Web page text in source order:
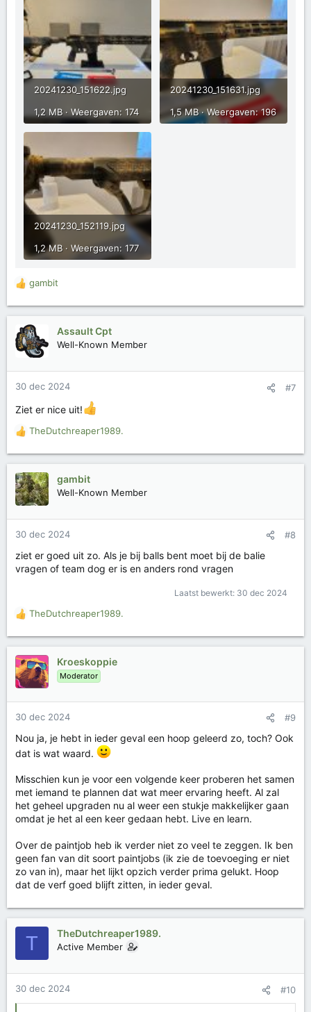
20241230_151622.jpg
1,2 MB · Weergaven: 174
20241230_151631.jpg
1,5 MB · Weergaven: 196
20241230_152119.jpg
1,2 MB · Weergaven: 177
W
d
e
i
n
e
:
gambit
Assault Cpt
Well-Known Member
30 dec 2024 #7
Ziet er nice uit!
W
r
d
e
i
n
e
n
TheDutchreaper1989.
gambit
Well-Known Member
30 dec 2024 #8
ziet er goed uit zo. Als je bij balls bent moet bij de balie
vragen of team dog er is en anders rond vragen
Laatst bewerkt: 30 dec 2024
W
r
d
e
i
n
e
n
TheDutchreaper1989.
Kroeskoppie
Moderator
30 dec 2024 #9
Nou ja, je hebt in ieder geval een hoop geleerd zo, toch? Ook
dat is wat waard.
Misschien kun je voor een volgende keer proberen het samen
met iemand te plannen dat wat meer ervaring heeft. Al zal
het geheel upgraden nu al weer een stukje makkelijker gaan
omdat je het al een keer gedaan hebt. Live en learn.
Over de paintjob heb ik verder niet zo veel te zeggen. Ik ben
geen fan van dit soort paintjobs (ik zie de toevoeging er niet
zo van in), maar het lijkt opzich verder prima gelukt. Hoop
dat de verf goed blijft zitten, in ieder geval.
T TheDutchreaper1989.
Active Member
30 dec 2024 #10